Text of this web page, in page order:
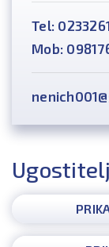
Tel:
Mob: